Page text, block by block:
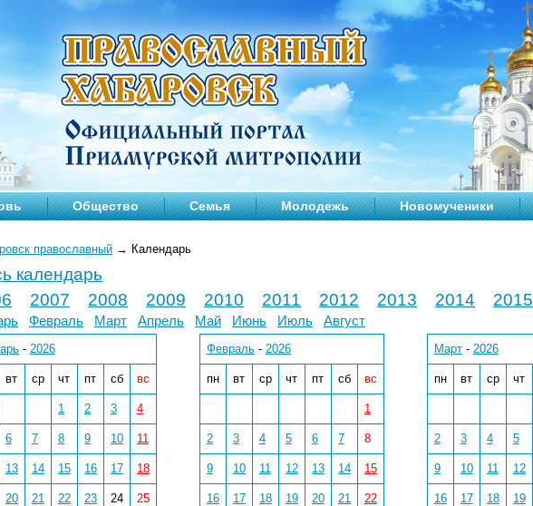
Общество Семья Молодежь Новомученики
православный → Календарь
календарь
2007 2008 2009 2010 2011 2012 2013 2014 2015
Февраль Март Апрель Май Июнь Июль Август
- 2026
вт ср чт пт сб вс
1 2 3 4
6 7 8 9 10 11
13 14 15 16 17 18
20 21 22 23 24 25
Февраль- 2026
пн вт ср чт пт сб вс
1
2 3 4 5 6 7 8
9 10 11 12 13 14 15
16 17 18 19 20 21 22
Март- 2026
пн вт ср чт
2 3 4 5
9 10 11 12
16 17 18 19